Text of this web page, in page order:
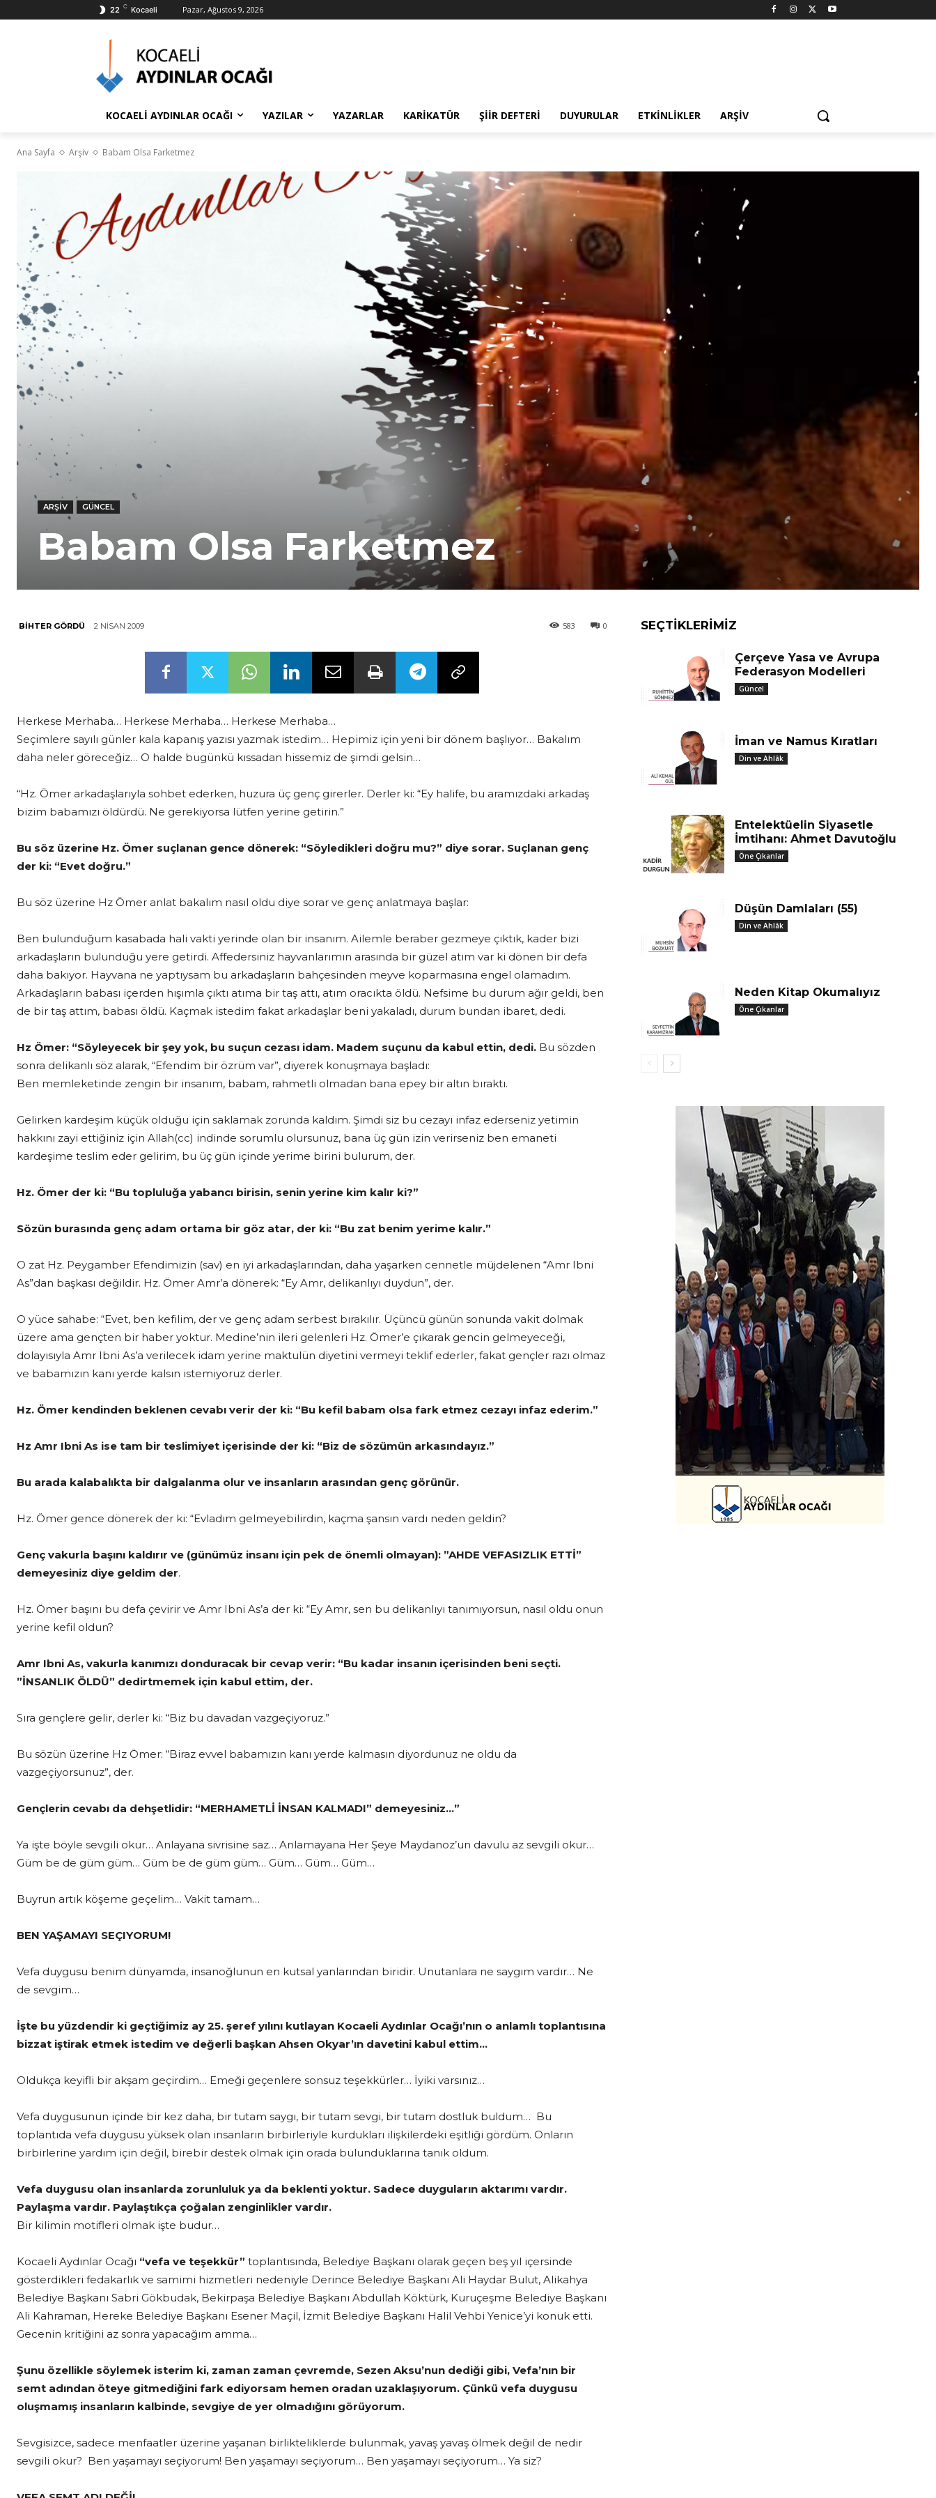
22 C Kocaeli Pazar, Ağustos 9, 2026
KOCAELİ AYDINLAR OCAĞI YAZILAR YAZARLAR KARIKATÜR ŞIIR DEFTERI DUYURULAR ETKINLIKLER ARŞIV
Ana Sayfa Arşiv Babam Olsa Farketmez
ARŞIV GÜNCEL
Babam Olsa Farketmez
BIHTER GÖRDÜ 2 NISAN 2009 0
583
Herkese Merhaba… Herkese Merhaba… Herkese Merhaba…
Seçimlere sayılı günler kala kapanış yazısı yazmak istedim… Hepimiz için yeni bir dönem başlıyor… Bakalım
daha neler göreceğiz… O halde bugünkü kıssadan hissemiz de şimdi gelsin…
“Hz. Ömer arkadaşlarıyla sohbet ederken, huzura üç genç girerler. Derler ki: “Ey halife, bu aramızdaki arkadaş
bizim babamızı öldürdü. Ne gerekiyorsa lütfen yerine getirin.”
Bu söz üzerine Hz. Ömer suçlanan gence dönerek: “Söyledikleri doğru mu?” diye sorar. Suçlanan genç
der ki: “Evet doğru.”
Bu söz üzerine Hz Ömer anlat bakalım nasıl oldu diye sorar ve genç anlatmaya başlar:
Ben bulunduğum kasabada hali vakti yerinde olan bir insanım. Ailemle beraber gezmeye çıktık, kader bizi
arkadaşların bulunduğu yere getirdi. Affedersiniz hayvanlarımın arasında bir güzel atım var ki dönen bir defa
daha bakıyor. Hayvana ne yaptıysam bu arkadaşların bahçesinden meyve koparmasına engel olamadım.
Arkadaşların babası içerden hışımla çıktı atıma bir taş attı, atım oracıkta öldü. Nefsime bu durum ağır geldi, ben
de bir taş attım, babası öldü. Kaçmak istedim fakat arkadaşlar beni yakaladı, durum bundan ibaret, dedi.
Hz Ömer: “Söyleyecek bir şey yok, bu suçun cezası idam. Madem suçunu da kabul ettin, dedi. Bu sözden
sonra delikanlı söz alarak, “Efendim bir özrüm var”, diyerek konuşmaya başladı:
Ben memleketinde zengin bir insanım, babam, rahmetli olmadan bana epey bir altın bıraktı.
Gelirken kardeşim küçük olduğu için saklamak zorunda kaldım. Şimdi siz bu cezayı infaz ederseniz yetimin
hakkını zayi ettiğiniz için Allah(cc) indinde sorumlu olursunuz, bana üç gün izin verirseniz ben emaneti
kardeşime teslim eder gelirim, bu üç gün içinde yerime birini bulurum, der.
Hz. Ömer der ki: “Bu topluluğa yabancı birisin, senin yerine kim kalır ki?”
Sözün burasında genç adam ortama bir göz atar, der ki: “Bu zat benim yerime kalır.”
O zat Hz. Peygamber Efendimizin (sav) en iyi arkadaşlarından, daha yaşarken cennetle müjdelenen “Amr Ibni
As”dan başkası değildir. Hz. Ömer Amr’a dönerek: “Ey Amr, delikanlıyı duydun”, der.
O yüce sahabe: “Evet, ben kefilim, der ve genç adam serbest bırakılır. Üçüncü günün sonunda vakit dolmak
üzere ama gençten bir haber yoktur. Medine’nin ileri gelenleri Hz. Ömer’e çıkarak gencin gelmeyeceği,
dolayısıyla Amr Ibni As’a verilecek idam yerine maktulün diyetini vermeyi teklif ederler, fakat gençler razı olmaz
ve babamızın kanı yerde kalsın istemiyoruz derler.
Hz. Ömer kendinden beklenen cevabı verir der ki: “Bu kefil babam olsa fark etmez cezayı infaz ederim.”
Hz Amr Ibni As ise tam bir teslimiyet içerisinde der ki: “Biz de sözümün arkasındayız.”
Bu arada kalabalıkta bir dalgalanma olur ve insanların arasından genç görünür.
Hz. Ömer gence dönerek der ki: “Evladım gelmeyebilirdin, kaçma şansın vardı neden geldin?
Genç vakurla başını kaldırır ve (günümüz insanı için pek de önemli olmayan): ”AHDE VEFASIZLIK ETTİ”
demeyesiniz diye geldim der.
Hz. Ömer başını bu defa çevirir ve Amr Ibni As’a der ki: “Ey Amr, sen bu delikanlıyı tanımıyorsun, nasıl oldu onun
yerine kefil oldun?
Amr Ibni As, vakurla kanımızı donduracak bir cevap verir: “Bu kadar insanın içerisinden beni seçti.
”İNSANLIK ÖLDÜ” dedirtmemek için kabul ettim, der.
Sıra gençlere gelir, derler ki: “Biz bu davadan vazgeçiyoruz.”
Bu sözün üzerine Hz Ömer: “Biraz evvel babamızın kanı yerde kalmasın diyordunuz ne oldu da
vazgeçiyorsunuz”, der.
Gençlerin cevabı da dehşetlidir: “MERHAMETLİ İNSAN KALMADI” demeyesiniz…”
Ya işte böyle sevgili okur… Anlayana sivrisine saz… Anlamayana Her Şeye Maydanoz’un davulu az sevgili okur…
Güm be de güm güm… Güm be de güm güm… Güm… Güm… Güm…
Buyrun artık köşeme geçelim… Vakit tamam…
BEN YAŞAMAYI SEÇIYORUM!
Vefa duygusu benim dünyamda, insanoğlunun en kutsal yanlarından biridir. Unutanlara ne saygım vardır… Ne
de sevgim…
İşte bu yüzdendir ki geçtiğimiz ay 25. şeref yılını kutlayan Kocaeli Aydınlar Ocağı’nın o anlamlı toplantısına
bizzat iştirak etmek istedim ve değerli başkan Ahsen Okyar’ın davetini kabul ettim…
Oldukça keyifli bir akşam geçirdim… Emeği geçenlere sonsuz teşekkürler… İyiki varsınız…
Vefa duygusunun içinde bir kez daha, bir tutam saygı, bir tutam sevgi, bir tutam dostluk buldum… Bu
toplantıda vefa duygusu yüksek olan insanların birbirleriyle kurdukları ilişkilerdeki eşitliği gördüm. Onların
birbirlerine yardım için değil, birebir destek olmak için orada bulunduklarına tanık oldum.
Vefa duygusu olan insanlarda zorunluluk ya da beklenti yoktur. Sadece duyguların aktarımı vardır.
Paylaşma vardır. Paylaştıkça çoğalan zenginlikler vardır.
Bir kilimin motifleri olmak işte budur…
Kocaeli Aydınlar Ocağı “vefa ve teşekkür” toplantısında, Belediye Başkanı olarak geçen beş yıl içersinde
gösterdikleri fedakarlık ve samimi hizmetleri nedeniyle Derince Belediye Başkanı Ali Haydar Bulut, Alikahya
Belediye Başkanı Sabri Gökbudak, Bekirpaşa Belediye Başkanı Abdullah Köktürk, Kuruçeşme Belediye Başkanı
Ali Kahraman, Hereke Belediye Başkanı Esener Maçil, İzmit Belediye Başkanı Halil Vehbi Yenice’yi konuk etti.
Gecenin kritiğini az sonra yapacağım amma…
Şunu özellikle söylemek isterim ki, zaman zaman çevremde, Sezen Aksu’nun dediği gibi, Vefa’nın bir
semt adından öteye gitmediğini fark ediyorsam hemen oradan uzaklaşıyorum. Çünkü vefa duygusu
oluşmamış insanların kalbinde, sevgiye de yer olmadığını görüyorum.
Sevgisizce, sadece menfaatler üzerine yaşanan birlikteliklerde bulunmak, yavaş yavaş ölmek değil de nedir
sevgili okur? Ben yaşamayı seçiyorum! Ben yaşamayı seçiyorum… Ben yaşamayı seçiyorum… Ya siz?
SEÇTIKLERIMIZ
Çerçeve Yasa ve Avrupa
Federasyon Modelleri
Güncel
İman ve Namus Kıratları
Din ve Ahlâk
Entelektüelin Siyasetle
İmtihanı: Ahmet Davutoğlu
Öne Çıkanlar
Düşün Damlaları (55)
Din ve Ahlâk
Neden Kitap Okumalıyız
Öne Çıkanlar